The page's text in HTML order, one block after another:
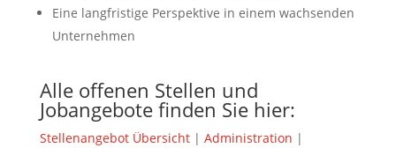
Eine langfristige Perspektive in einem wachsenden
Unternehmen
Alle offenen Stellen und
Jobangebote finden Sie hier:
Stellenangebot Übersicht| Administration |